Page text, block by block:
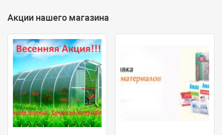
Акции нашего магазина